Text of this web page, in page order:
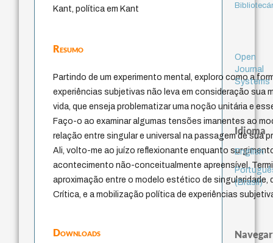
Kant, política em Kant
Resumo
Partindo de um experimento mental, exploro como a
experiências subjetivas não leva em consideração sua
vida, que enseja problematizar uma noção unitária e
Faço-o ao examinar algumas tensões imanentes ao
relação entre singular e universal na passagem de sua
Ali, volto-me ao juízo reflexionante enquanto
acontecimento não-conceitualmente apreensível.
aproximação entre o modelo estético de singularidade,
Crítica, e a mobilização política de experiências
Downloads
Open
Journal
Systems
Idioma
English
(Brasil)
Navegar